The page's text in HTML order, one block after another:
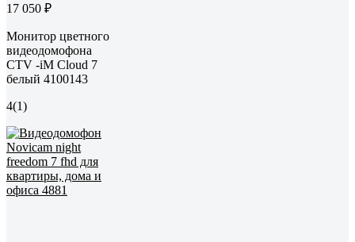
17 050 ₽
Монитор цветного
видеодомофона
CTV -iM Cloud 7
белый 4100143
4(1)